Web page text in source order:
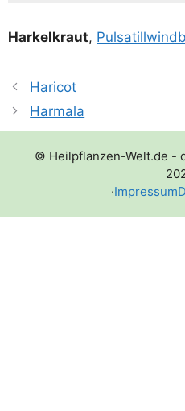
Har­kel­kraut,
Haricot
Harmala
© Heilpflanzen-Welt.de -
·Impressum